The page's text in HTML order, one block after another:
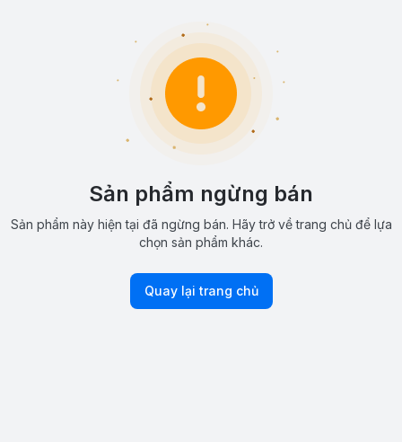
Sản phẩm ngừng bán
Sản phẩm này hiện tại đã ngừng bán. Hãy trở về trang chủ để lựa
chọn sản phẩm khác.
Quay lại trang chủ